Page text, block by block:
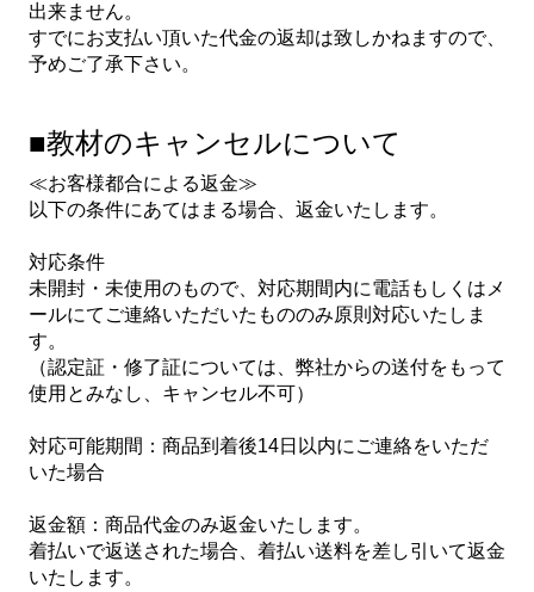
出来ません。
すでにお支払い頂いた代金の返却は致しかねますので、
予めご了承下さい。
■教材のキャンセルについて
≪お客様都合による返金≫
以下の条件にあてはまる場合、返金いたします。
対応条件
未開封・未使用のもので、対応期間内に電話もしくはメ
ールにてご連絡いただいたもののみ原則対応いたしま
す。
（認定証・修了証については、弊社からの送付をもって
使用とみなし、キャンセル不可）
対応可能期間：商品到着後14日以内にご連絡をいただ
いた場合
返金額：商品代金のみ返金いたします。
着払いで返送された場合、着払い送料を差し引いて返金
いたします。